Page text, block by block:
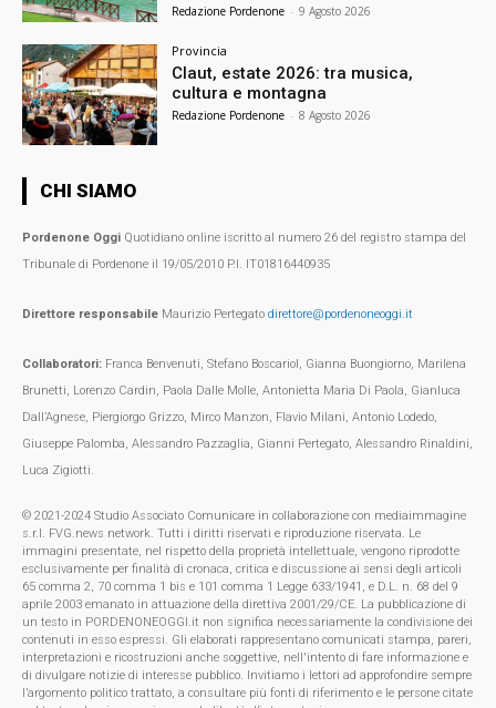
Redazione Pordenone - 9 Agosto 2026
Provincia
Claut, estate 2026: tra musica,
cultura e montagna
Redazione Pordenone - 8 Agosto 2026
CHI SIAMO
Pordenone Oggi Quotidiano online iscritto al numero 26 del registro stampa del
Tribunale di Pordenone il 19/05/2010 P.I. IT01816440935
Direttore responsabile Maurizio Pertegato direttore@pordenoneoggi.it
Collaboratori: Franca Benvenuti, Stefano Boscariol, Gianna Buongiorno, Marilena
Brunetti, Lorenzo Cardin, Paola Dalle Molle, Antonietta Maria Di Paola, Gianluca
Dall’Agnese, Piergiorgo Grizzo, Mirco Manzon, Flavio Milani, Antonio Lodedo,
Giuseppe Palomba, Alessandro Pazzaglia, Gianni Pertegato, Alessandro Rinaldini,
Luca Zigiotti.
© 2021-2024 Studio Associato Comunicare in collaborazione con mediaimmagine
s.r.l. FVG.news network. Tutti i diritti riservati e riproduzione riservata. Le
immagini presentate, nel rispetto della proprietà intellettuale, vengono riprodotte
esclusivamente per finalità di cronaca, critica e discussione ai sensi degli articoli
65 comma 2, 70 comma 1 bis e 101 comma 1 Legge 633/1941, e D.L. n. 68 del 9
aprile 2003 emanato in attuazione della direttiva 2001/29/CE. La pubblicazione di
un testo in PORDENONEOGGI.it non significa necessariamente la condivisione dei
contenuti in esso espressi. Gli elaborati rappresentano comunicati stampa, pareri,
interpretazioni e ricostruzioni anche soggettive, nell'intento di fare informazione e
di divulgare notizie di interesse pubblico. Invitiamo i lettori ad approfondire sempre
l’argomento politico trattato, a consultare più fonti di riferimento e le persone citate